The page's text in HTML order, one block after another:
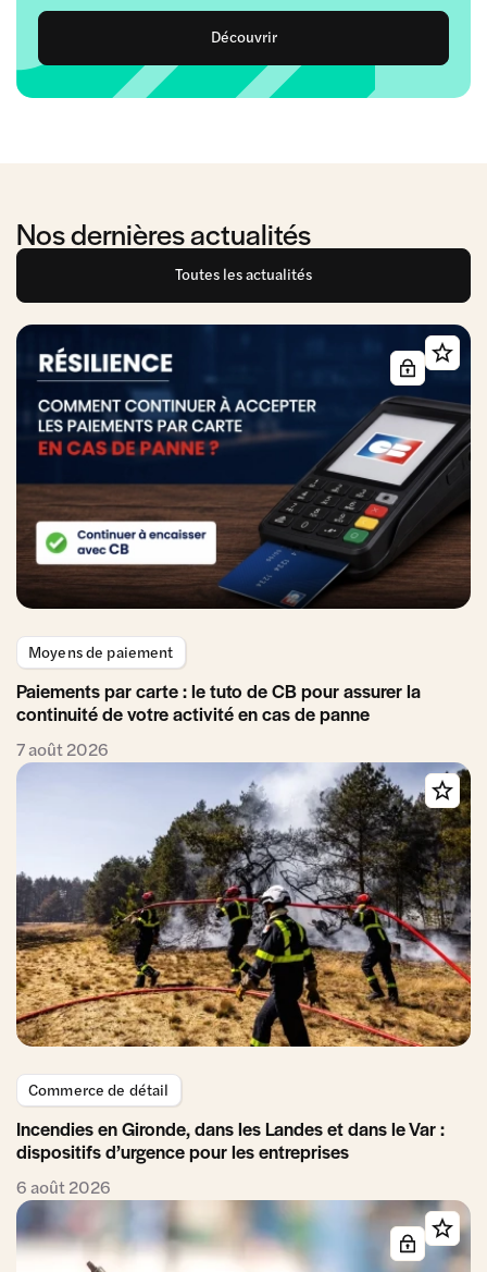
Découvrir
Nos dernières actualités
Toutes les actualités
Moyens de paiement
Paiements par carte : le tuto de CB pour assurer la
continuité de votre activité en cas de panne
7 août 2026
Commerce de détail
Incendies en Gironde, dans les Landes et dans le Var :
dispositifs d’urgence pour les entreprises
6 août 2026